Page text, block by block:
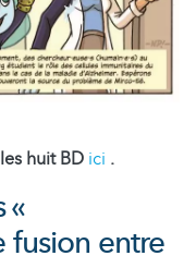
huit BD ici .
«
fusion entre